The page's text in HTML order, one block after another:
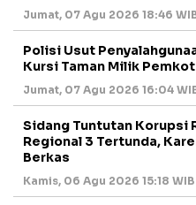
Jumat, 07 Agu 2026 18:46
Polisi Usut
Kursi Taman Milik
Jumat, 07 Agu 2026 16:04
Sidang Tuntutan Korupsi
Regional 3 Tertunda,
Berkas
Kamis, 06 Agu 2026 15:18 WIB